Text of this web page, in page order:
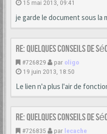
15 mai 2013, 09:41
je garde le document sous la
Re: Quelques conseils de
#726829 par oligo
19 juin 2013, 18:50
Le lien n'a plus l'air de
Re: Quelques conseils de
#726835 par lecache